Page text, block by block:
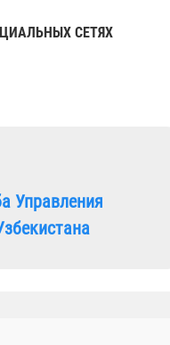
СЕТЯХ
Управления